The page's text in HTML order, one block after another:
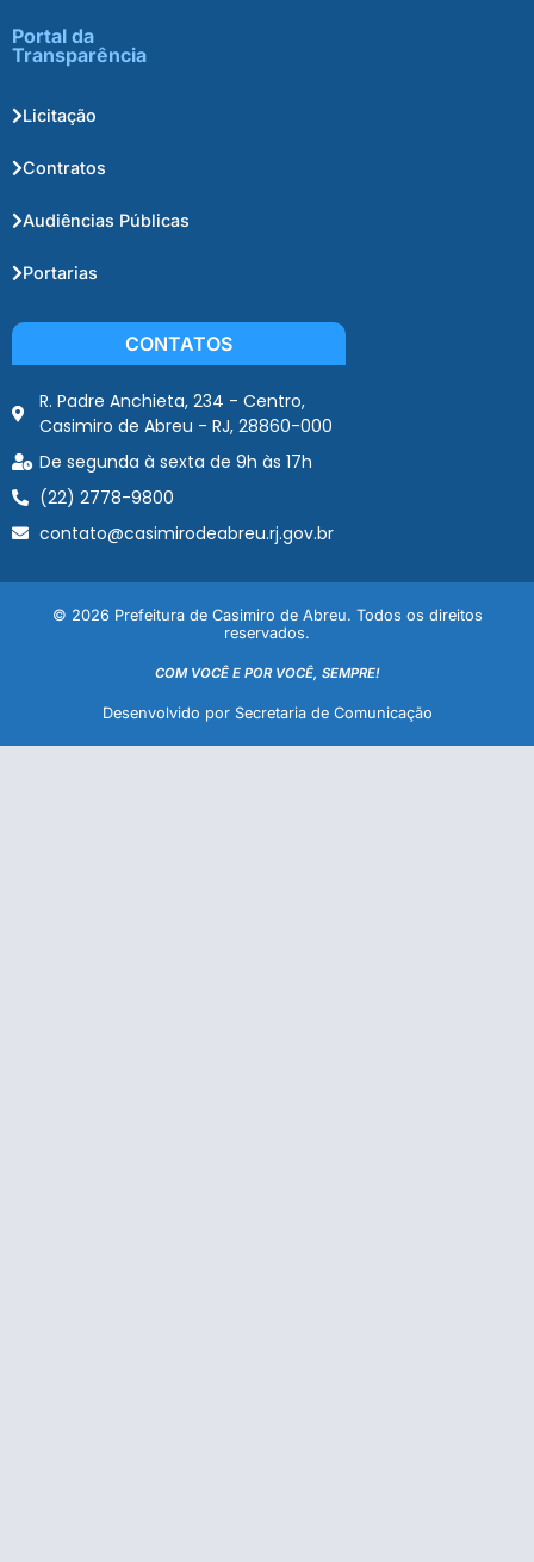
Portal da
Transparência
Licitação
Contratos
Audiências Públicas
Portarias
CONTATOS
R. Padre Anchieta, 234 - Centro,
Casimiro de Abreu - RJ, 28860-000
De segunda à sexta de 9h às 17h
(22) 2778-9800
contato@casimirodeabreu.rj.gov.br
© 2026 Prefeitura de Casimiro de Abreu. Todos os direitos
reservados.
COM VOCÊ E POR VOCÊ, SEMPRE!
Desenvolvido por Secretaria de Comunicação